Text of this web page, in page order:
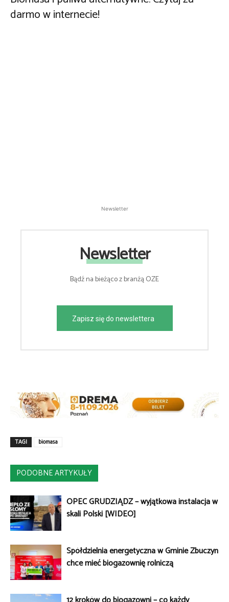
darmo w internecie!
Newsletter
Newsletter
Bądź na bieżąco z branżą OZE
Zapisz się do newslettera
TAGI biomasa
PODOBNE ARTYKUŁY
OPEC GRUDZIĄDZ – wyjątkowa instalacja w
skali Polski [WIDEO]
Spółdzielnia energetyczna w Gminie Zbuczyn
chce mieć biogazownię rolniczą